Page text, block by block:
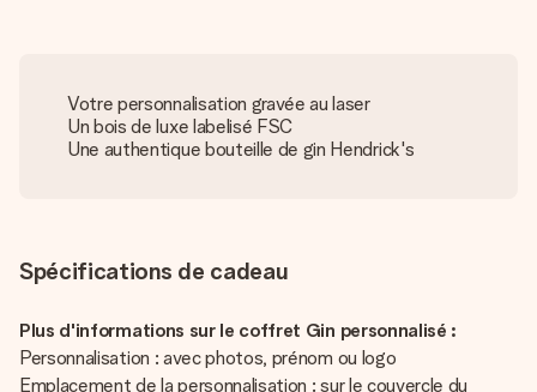
Votre personnalisation gravée au laser
Un bois de luxe labelisé FSC
Une authentique bouteille de gin Hendrick's
Spécifications de cadeau
Plus d'informations sur le coffret Gin personnalisé :
Personnalisation : avec photos, prénom ou logo
Emplacement de la personnalisation : sur le couvercle du